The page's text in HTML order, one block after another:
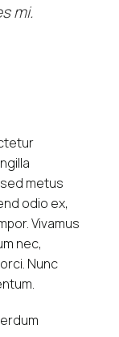
mi.
metus
odio ex,
Vivamus
nec,
Nunc